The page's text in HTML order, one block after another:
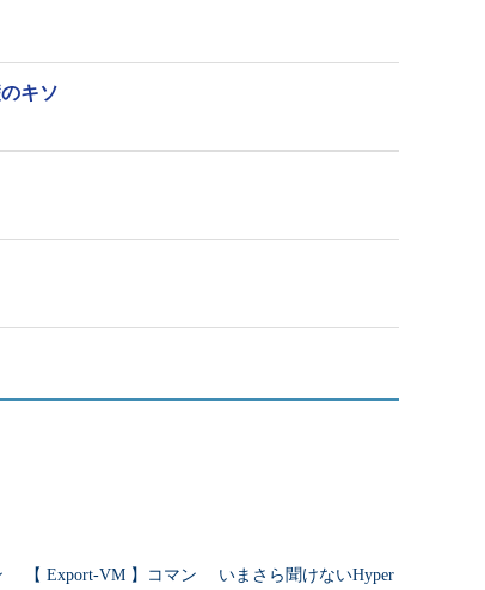
キソ
【 Export-VM 】コマン
いまさら聞けないHyper